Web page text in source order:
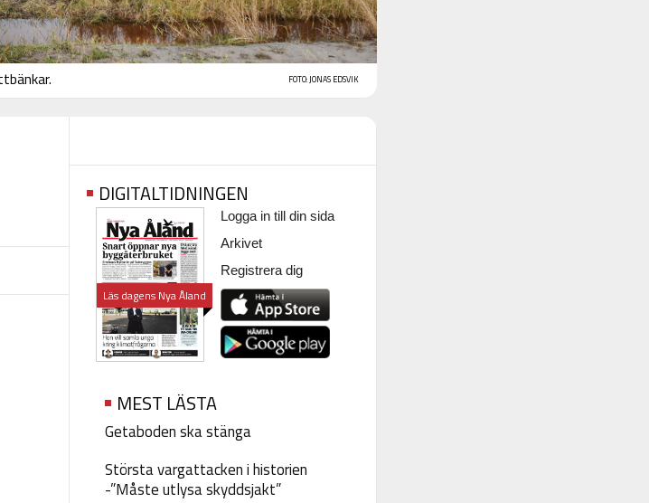
FOTO: JONAS EDSVIK
DIGITALTIDNINGEN
Läs dagens Nya Åland
Logga in till din sida
Arkivet
Registrera dig
MEST LÄSTA
Getaboden ska stänga
Största vargattacken i historien
-”Måste utlysa skyddsjakt”